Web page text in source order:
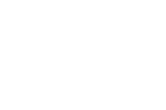
after Sangeetha